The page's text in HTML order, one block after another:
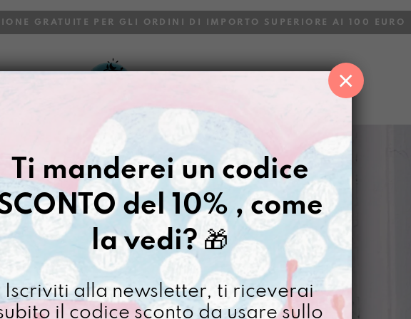
GRATUITE PER GLI ORDINI DI IMPORTO SUPERIORE AI 100 EURO
Ti manderei un codice
del 10% , come
la vedi?🎁
Iscriviti alla newsletter, ti riceverai
il codice sconto da usare sullo
×